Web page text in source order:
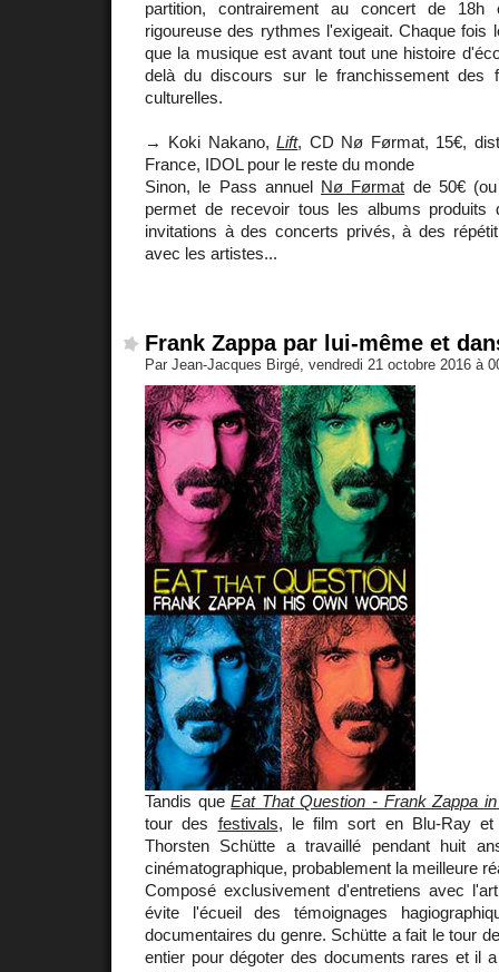
partition, contrairement au concert de
rigoureuse des rythmes l'exigeait. Chaque fois
que la musique est avant tout une histoire
delà du discours sur le franchissement des
culturelles.
→ Koki Nakano,Lift, CD Nø Førmat, 15€,
France, IDOL pour le reste du monde
Sinon, le Pass annuel Nø Førmat de 50€
permet de recevoir tous les albums produits
invitations à des concerts privés, à des
avec les artistes...
Frank Zappa par lui-même et
Par Jean-Jacques Birgé, vendredi 21 octobre 2016 à
Tandis queEat That Question - Frank Zappa
tour des festivals, le film sort en Blu-Ray
Thorsten Schütte a travaillé pendant huit
cinématographique, probablement la meilleure
Composé exclusivement d'entretiens avec
évite l'écueil des témoignages
documentaires du genre. Schütte a fait le tour
entier pour dégoter des documents rares et il